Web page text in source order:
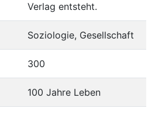
Verlag entsteht.
Soziologie, Gesellschaft
300
100 Jahre Leben